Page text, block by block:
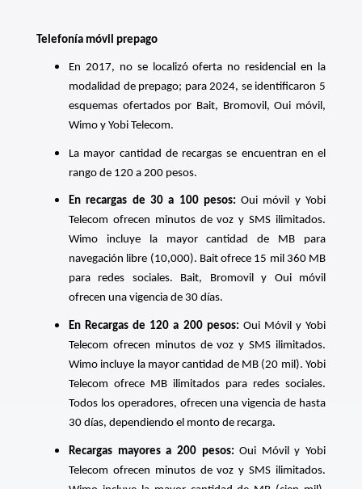
Telefonía móvil prepago
En 2017, no se localizó oferta no residencial en la
modalidad de prepago; para 2024, se identificaron 5
esquemas ofertados por Bait, Bromovil, Oui móvil,
Wimo y Yobi Telecom.
La mayor cantidad de recargas se encuentran en el
rango de 120 a 200 pesos.
En recargas de 30 a 100 pesos:Oui móvil y Yobi
Telecom ofrecen minutos de voz y SMS ilimitados.
Wimo incluye la mayor cantidad de MB para
navegación libre (10,000). Bait ofrece 15 mil 360 MB
para redes sociales. Bait, Bromovil y Oui móvil
ofrecen una vigencia de 30 días.
En Recargas de 120 a 200 pesos: Oui Móvil y Yobi
Telecom ofrecen minutos de voz y SMS ilimitados.
Wimo incluye la mayor cantidad de MB (20 mil). Yobi
Telecom ofrece MB ilimitados para redes sociales.
Todos los operadores, ofrecen una vigencia de hasta
30 días, dependiendo el monto de recarga.
Recargas mayores a 200 pesos:Oui Móvil y Yobi
Telecom ofrecen minutos de voz y SMS ilimitados.